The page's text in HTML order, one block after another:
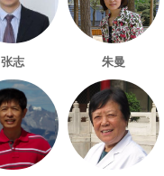
张志 朱曼